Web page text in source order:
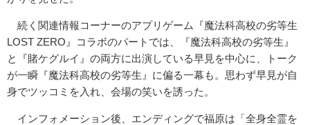
続く関連情報コーナーのアプリゲーム『魔法科高校の劣等生
LOST ZERO』コラボのパートでは、『魔法科高校の劣等生』
と『賭ケグルイ』の両方に出演している早見を中心に、トーク
が一瞬『魔法科高校の劣等生』に偏る一幕も。思わず早見が自
身でツッコミを入れ、会場の笑いを誘った。
インフォメーション後、エンディングで福原は「全身全霊を